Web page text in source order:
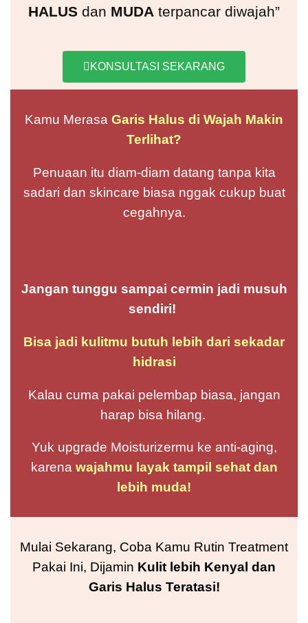
HALUS dan MUDA terpancar diwajah”
KONSULTASI SEKARANG
Kamu Merasa Garis Halus di Wajah Makin
Terlihat?
Penuaan itu diam-diam datang tanpa kita
sadari dan skincare biasa nggak cukup buat
cegahnya.
Jangan tunggu sampai cermin jadi musuh
sendiri!
Bisa jadi kulitmu butuh lebih dari sekadar
hidrasi
Kalau cuma pakai pelembap biasa, jangan
harap bisa hilang.
Yukupgrade Moisturizermu ke anti-aging,
karenawajahmu layak tampil sehat dan
lebih muda!
Mulai Sekarang, Coba Kamu Rutin Treatment
Pakai Ini, Dijamin Kulit lebih Kenyal dan
Garis Halus Teratasi!